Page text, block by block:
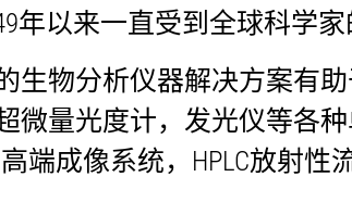
年以来一直受到全球科学家
生物分析仪器解决方案有
微量光度计，发光仪等各
端成像系统，HPLC放射性